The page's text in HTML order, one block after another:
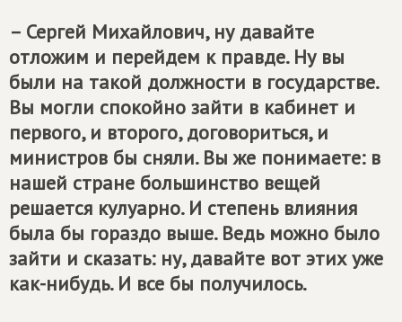
– Сергей Михайлович, ну давайте
отложим и перейдем к правде. Ну вы
были на такой должности в государстве.
Вы могли спокойно зайти в кабинет и
первого, и второго, договориться, и
министров бы сняли. Вы же понимаете: в
нашей стране большинство вещей
решается кулуарно. И степень влияния
была бы гораздо выше. Ведь можно было
зайти и сказать: ну, давайте вот этих уже
как-нибудь. И все бы получилось.